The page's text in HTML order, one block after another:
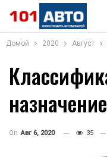
Домой 2020 Август
On Авг 6, 2020 35